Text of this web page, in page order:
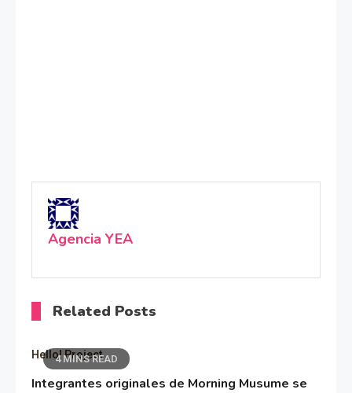
Agencia YEA
Related Posts
4 MINS READ
Hello! Project
Integrantes originales de Morning Musume se